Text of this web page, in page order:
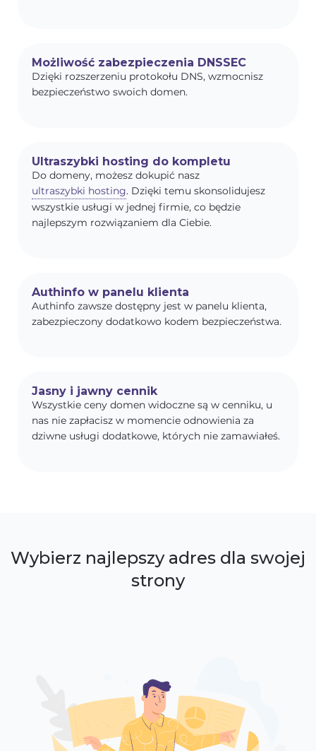
Możliwość zabezpieczenia DNSSEC
Dzięki rozszerzeniu protokołu DNS, wzmocnisz
bezpieczeństwo swoich domen.
Ultraszybki hosting do kompletu
Do domeny, możesz dokupić nasz
ultraszybki hosting. Dzięki temu skonsolidujesz
wszystkie usługi w jednej firmie, co będzie
najlepszym rozwiązaniem dla Ciebie.
Authinfo w panelu klienta
Authinfo zawsze dostępny jest w panelu klienta,
zabezpieczony dodatkowo kodem bezpieczeństwa.
Jasny i jawny cennik
Wszystkie ceny domen widoczne są w cenniku, u
nas nie zapłacisz w momencie odnowienia za
dziwne usługi dodatkowe, których nie zamawiałeś.
Wybierz najlepszy adres dla swojej
strony